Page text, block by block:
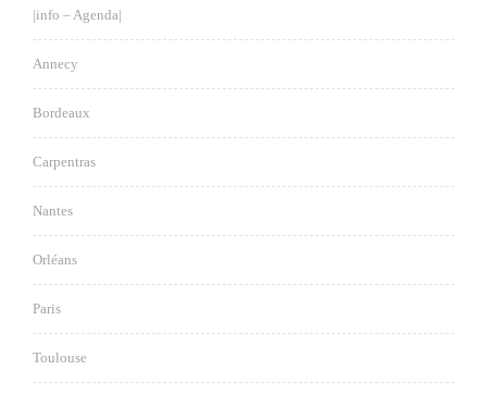
|info – Agenda|
Annecy
Bordeaux
Carpentras
Nantes
Orléans
Paris
Toulouse